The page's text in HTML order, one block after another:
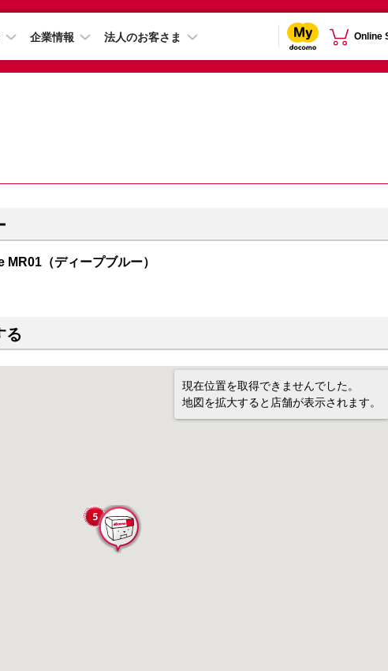
企業情報 法人のお客さま Online
（ディープブルー）
る
現在位置を取得できませんでした。
地図を拡大すると店舗が表示されます。